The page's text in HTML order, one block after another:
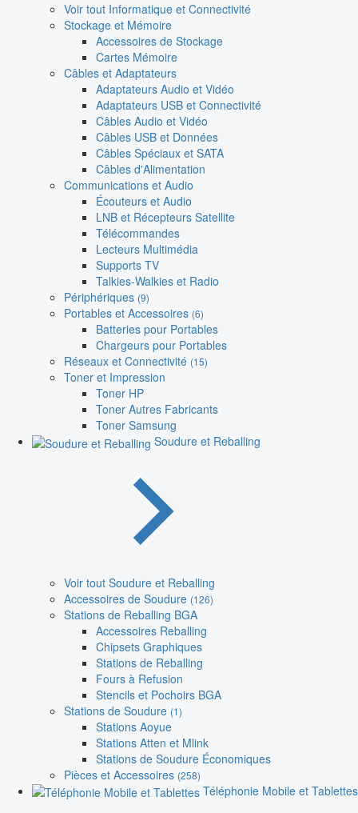
Voir tout Informatique et Connectivité
Stockage et Mémoire
Accessoires de Stockage
Cartes Mémoire
Câbles et Adaptateurs
Adaptateurs Audio et Vidéo
Adaptateurs USB et Connectivité
Câbles Audio et Vidéo
Câbles USB et Données
Câbles Spéciaux et SATA
Câbles d'Alimentation
Communications et Audio
Écouteurs et Audio
LNB et Récepteurs Satellite
Télécommandes
Lecteurs Multimédia
Supports TV
Talkies-Walkies et Radio
Périphériques (9)
Portables et Accessoires (6)
Batteries pour Portables
Chargeurs pour Portables
Réseaux et Connectivité (15)
Toner et Impression
Toner HP
Toner Autres Fabricants
Toner Samsung
Soudure et Reballing
Voir tout Soudure et Reballing
Accessoires de Soudure (126)
Stations de Reballing BGA
Accessoires Reballing
Chipsets Graphiques
Stations de Reballing
Fours à Refusion
Stencils et Pochoirs BGA
Stations de Soudure (1)
Stations Aoyue
Stations Atten et Mlink
Stations de Soudure Économiques
Pièces et Accessoires (258)
Téléphonie Mobile et Tablettes